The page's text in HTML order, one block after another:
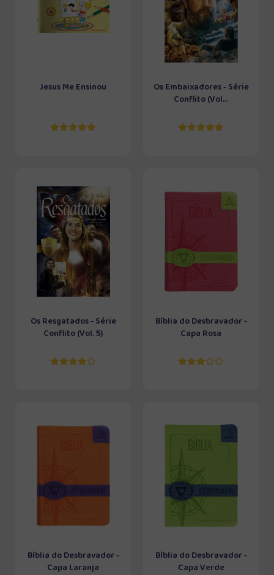
Jesus Me Ensinou
Os Embaixadores - Série
Conflito (Vol...
Os Resgatados - Série
Conflito (Vol. 5)
Bíblia do Desbravador -
Capa Rosa
Bíblia do Desbravador -
Capa Laranja
Bíblia do Desbravador -
Capa Verde